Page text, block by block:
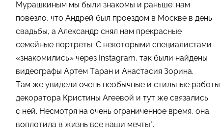
Мурашкиным мы были знакомы и раньше: нам
повезло, что Андрей был проездом в Москве в день
свадьбы, а Александр снял нам прекрасные
семейные портреты. С некоторыми специалистами
«знакомились» через Instagram, так были найдены
видеографы Артем Таран и Анастасия Зорина.
Там же увидели очень необычные и стильные работы
декоратора Кристины Агеевой и тут же связались
с ней. Несмотря на очень ограниченное время, она
воплотила в жизнь все наши мечты".